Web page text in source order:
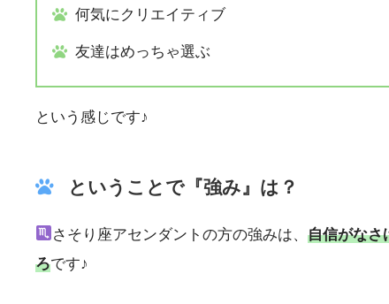
何気にクリエイティブ
友達はめっちゃ選ぶ
という感じです♪
ということで『強み』は？
さそり座アセンダントの方の強みは、自信がなさ
ろです♪